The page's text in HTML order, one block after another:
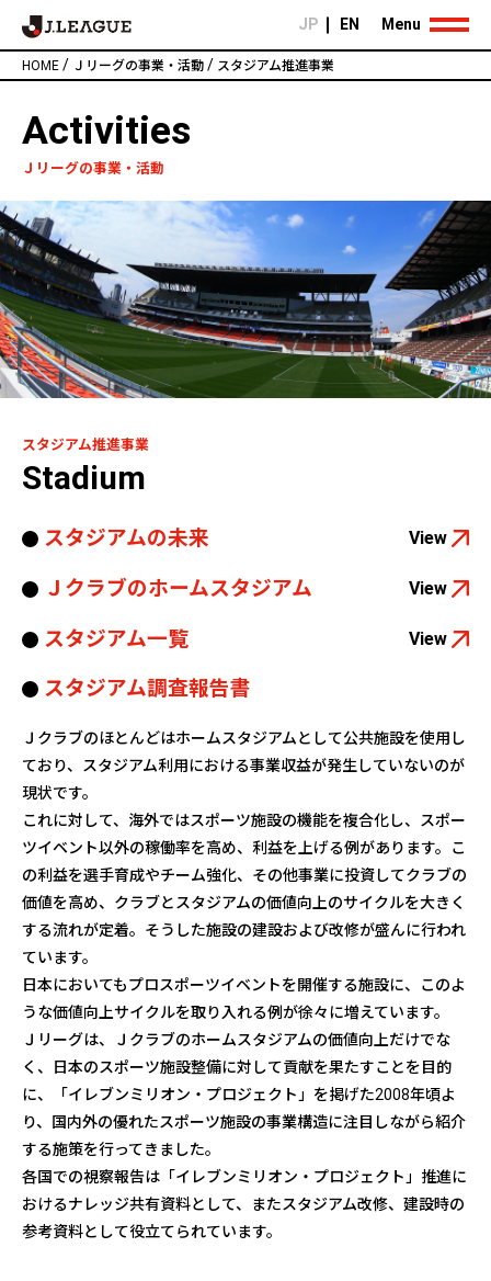
JP EN
HOME / Ｊリーグの事業・活動 / スタジアム推進事業
Menu
Activities
Ｊリーグの事業・活動
スタジアム推進事業
Stadium
スタジアムの未来 View
Ｊクラブのホームスタジアム View
スタジアム一覧 View
スタジアム調査報告書
Ｊクラブのほとんどはホームスタジアムとして公共施設を使用し
ており、スタジアム利用における事業収益が発生していないのが
現状です。
これに対して、海外ではスポーツ施設の機能を複合化し、スポー
ツイベント以外の稼働率を高め、利益を上げる例があります。こ
の利益を選手育成やチーム強化、その他事業に投資してクラブの
価値を高め、クラブとスタジアムの価値向上のサイクルを大きく
する流れが定着。そうした施設の建設および改修が盛んに行われ
ています。
日本においてもプロスポーツイベントを開催する施設に、このよ
うな価値向上サイクルを取り入れる例が徐々に増えています。
Ｊリーグは、Ｊクラブのホームスタジアムの価値向上だけでな
く、日本のスポーツ施設整備に対して貢献を果たすことを目的
に、「イレブンミリオン・プロジェクト」を掲げた2008年頃よ
り、国内外の優れたスポーツ施設の事業構造に注目しながら紹介
する施策を行ってきました。
各国での視察報告は「イレブンミリオン・プロジェクト」推進に
おけるナレッジ共有資料として、またスタジアム改修、建設時の
参考資料として役立てられています。